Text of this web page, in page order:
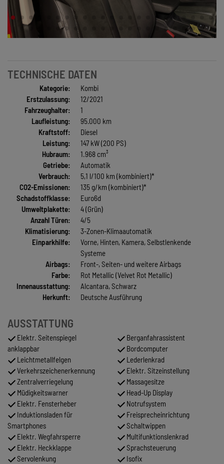
TECHNISCHE DATEN
Kategorie:
Kombi
Erstzulassung:
12/2021
Fahrzeughalter:
1
Laufleistung:
95.000 km
Kraftstoff:
Diesel
Leistung:
147 kW (200 PS)
Hubraum:
1.968 cm³
Getriebe:
Automatik
Verbrauch:
5,1 l/100 km (kombiniert)*
CO2-Emissionen:
135 g/km (kombiniert)*
Schadstoffklasse:
Euro6d
Umweltplakette:
4 (Grün)
Anzahl Türen:
4/5
Klimatisierung:
3-Zonen-Klimaautomatik
Einparkhilfe:
Vorne, Hinten, Kamera, Selbstlenkende
Systeme
Airbags:
Front-, Seiten- und weitere Airbags
Farbe:
Rot Metallic (Velvet Rot Metallic)
Innenausstattung:
Alcantara, Schwarz
Herkunft:
Deutsche Ausführung
AUSSTATTUNG
Elektr. Seitenspiegel
anklappbar
Leichtmetallfelgen
Verkehrszeichenerkennung
Zentralverriegelung
Müdigkeitswarner
Elektr. Fensterheber
Induktionsladen für
Smartphones
Elektr. Wegfahrsperre
Elektr. Heckklappe
Servolenkung
Berganfahrassistent
Bordcomputer
Lederlenkrad
Elektr. Sitzeinstellung
Massagesitze
Head-Up Display
Notrufsystem
Freisprecheinrichtung
Schaltwippen
Multifunktionslenkrad
Sprachsteuerung
Isofix